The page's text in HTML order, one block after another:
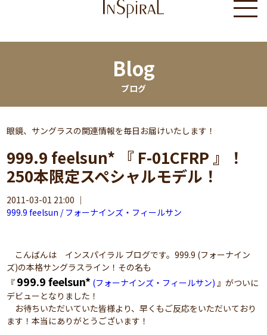
Blog
ブログ
眼鏡、サングラスの関連情報を毎日お届けいたします！
999.9 feelsun* 『 F-01CFRP 』！
250本限定スペシャルモデル！
2011-03-01 21:00 ｜
999.9 feelsun / フォーナインズ・フィールサン
こんばんは インスパイラル ブログです。999.9 (フォーナイン
ズ)の本格サングラスライン！その名も
『 999.9 feelsun* (フォーナインズ・フィールサン) 』がついに
デビューとなりました！
お待ちいただいていた皆様より、早くもご反応をいただいており
ます！本当にありがとうございます！